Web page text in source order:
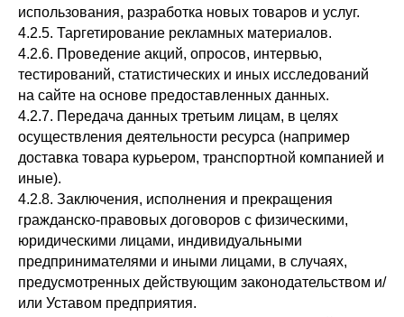
использования, разработка новых товаров и услуг.
4.2.5. Таргетирование рекламных материалов.
4.2.6. Проведение акций, опросов, интервью,
тестирований, статистических и иных исследований
на сайте на основе предоставленных данных.
4.2.7. Передача данных третьим лицам, в целях
осуществления деятельности ресурса (например
доставка товара курьером, транспортной компанией и
иные).
4.2.8. Заключения, исполнения и прекращения
гражданско-правовых договоров с физическими,
юридическими лицами, индивидуальными
предпринимателями и иными лицами, в случаях,
предусмотренных действующим законодательством и/
или Уставом предприятия.